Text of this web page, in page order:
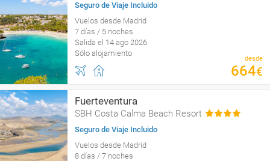
Seguro de Viaje Incluido
Vuelos desde Madrid
7 días / 5 noches
Salida el 14 ago 2026
Sólo alojamiento
desde
664€
Fuerteventura
SBH Costa Calma Beach Resort
Seguro de Viaje Incluido
Vuelos desde Madrid
8 días / 7 noches